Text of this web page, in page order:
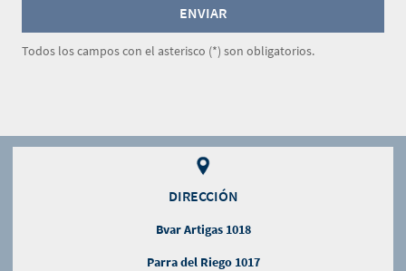
Todos los campos con el asterisco (*) son obligatorios.
DIRECCIÓN
Bvar Artigas 1018
Parra del Riego 1017